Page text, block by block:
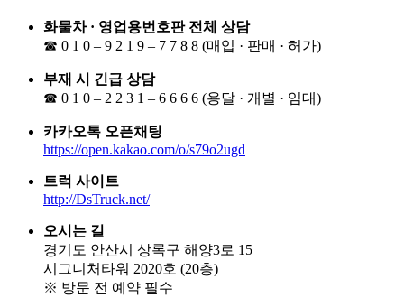
화물차 · 영업용번호판 전체 상담
☎ 0 1 0 – 9 2 1 9 – 7 7 8 8 (매입 · 판매 · 허가)
부재 시 긴급 상담
☎ 0 1 0 – 2 2 3 1 – 6 6 6 6 (용달 · 개별 · 임대)
카카오톡 오픈채팅
https://open.kakao.com/o/s79o2ugd
트럭 사이트
http://DsTruck.net/
오시는 길
경기도 안산시 상록구 해양3로 15
시그니처타워 2020호 (20층)
※ 방문 전 예약 필수